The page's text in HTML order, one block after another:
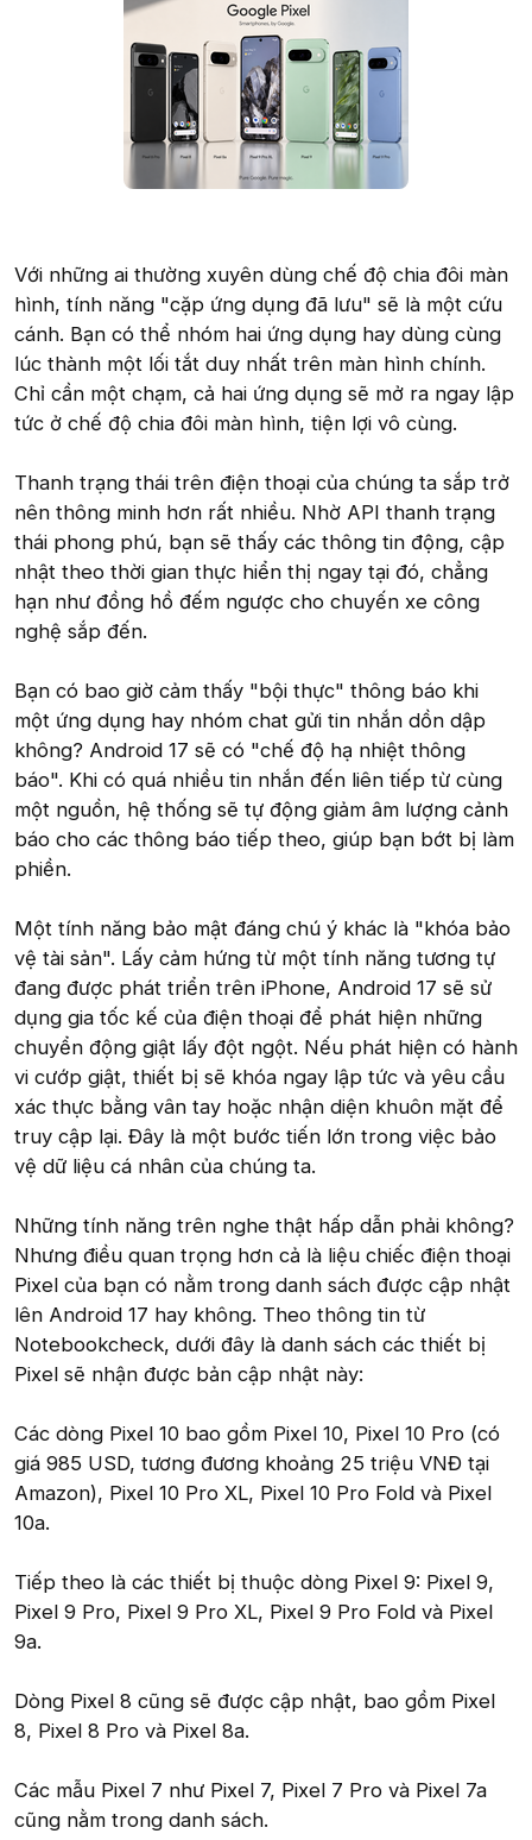
Với những ai thường xuyên dùng chế độ chia đôi màn
hình, tính năng "cặp ứng dụng đã lưu" sẽ là một cứu
cánh. Bạn có thể nhóm hai ứng dụng hay dùng cùng
lúc thành một lối tắt duy nhất trên màn hình chính.
Chỉ cần một chạm, cả hai ứng dụng sẽ mở ra ngay lập
tức ở chế độ chia đôi màn hình, tiện lợi vô cùng.
Thanh trạng thái trên điện thoại của chúng ta sắp trở
nên thông minh hơn rất nhiều. Nhờ API thanh trạng
thái phong phú, bạn sẽ thấy các thông tin động, cập
nhật theo thời gian thực hiển thị ngay tại đó, chẳng
hạn như đồng hồ đếm ngược cho chuyến xe công
nghệ sắp đến.
Bạn có bao giờ cảm thấy "bội thực" thông báo khi
một ứng dụng hay nhóm chat gửi tin nhắn dồn dập
không? Android 17 sẽ có "chế độ hạ nhiệt thông
báo". Khi có quá nhiều tin nhắn đến liên tiếp từ cùng
một nguồn, hệ thống sẽ tự động giảm âm lượng cảnh
báo cho các thông báo tiếp theo, giúp bạn bớt bị làm
phiền.
Một tính năng bảo mật đáng chú ý khác là "khóa bảo
vệ tài sản". Lấy cảm hứng từ một tính năng tương tự
đang được phát triển trên iPhone, Android 17 sẽ sử
dụng gia tốc kế của điện thoại để phát hiện những
chuyển động giật lấy đột ngột. Nếu phát hiện có hành
vi cướp giật, thiết bị sẽ khóa ngay lập tức và yêu cầu
xác thực bằng vân tay hoặc nhận diện khuôn mặt để
truy cập lại. Đây là một bước tiến lớn trong việc bảo
vệ dữ liệu cá nhân của chúng ta.
Những tính năng trên nghe thật hấp dẫn phải không?
Nhưng điều quan trọng hơn cả là liệu chiếc điện thoại
Pixel của bạn có nằm trong danh sách được cập nhật
lên Android 17 hay không. Theo thông tin từ
Notebookcheck, dưới đây là danh sách các thiết bị
Pixel sẽ nhận được bản cập nhật này:
Các dòng Pixel 10 bao gồm Pixel 10, Pixel 10 Pro (có
giá 985 USD, tương đương khoảng 25 triệu VNĐ tại
Amazon), Pixel 10 Pro XL, Pixel 10 Pro Fold và Pixel
10a.
Tiếp theo là các thiết bị thuộc dòng Pixel 9: Pixel 9,
Pixel 9 Pro, Pixel 9 Pro XL, Pixel 9 Pro Fold và Pixel
9a.
Dòng Pixel 8 cũng sẽ được cập nhật, bao gồm Pixel
8, Pixel 8 Pro và Pixel 8a.
Các mẫu Pixel 7 như Pixel 7, Pixel 7 Pro và Pixel 7a
cũng nằm trong danh sách.